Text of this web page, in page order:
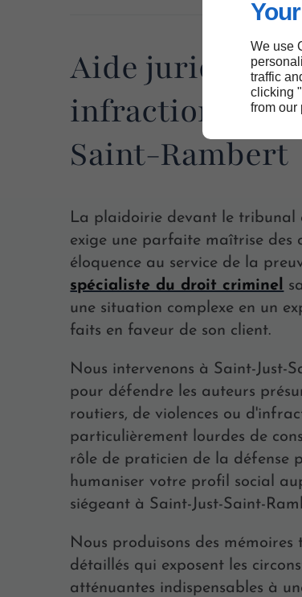
We use
traffic
clicking
from our
Aide juridique
infractions à
Saint-Rambert
La plaidoirie devant le tribunal
exige une parfaite maîtrise des
éloquence au service de la
spécialiste du droit criminel
une situation complexe en un
faits en faveur de son client.
Nous intervenons à Saint-Just-
pour défendre les auteurs
routiers, de violences ou
particulièrement lourdes de
rôle de praticien de la défense
humaniser votre profil social
siégeant à Saint-Just-Saint-
Nous produisons des mémoires
détaillés qui exposent les
atténuantes indispensables à